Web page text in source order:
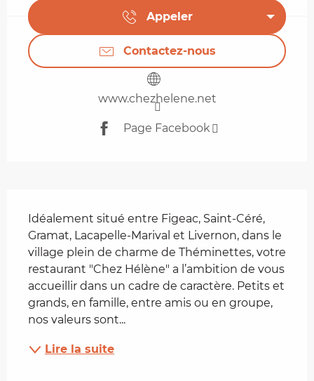
Appeler
Contactez-nous
www.chezhelene.net
Page Facebook
Idéalement situé entre Figeac, Saint-Céré,
Gramat, Lacapelle-Marival et Livernon, dans le
village plein de charme de Théminettes, votre
restaurant "Chez Hélène" a l’ambition de vous
accueillir dans un cadre de caractère. Petits et
grands, en famille, entre amis ou en groupe,
nos valeurs sont...
Lire la suite